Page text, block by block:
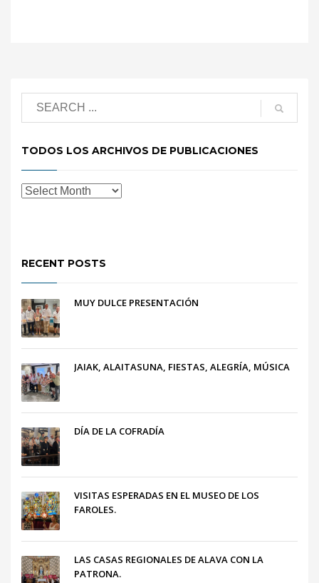
TODOS LOS ARCHIVOS DE PUBLICACIONES
RECENT POSTS
MUY DULCE PRESENTACIÓN
JAIAK, ALAITASUNA, FIESTAS, ALEGRÍA, MÚSICA
DÍA DE LA COFRADÍA
VISITAS ESPERADAS EN EL MUSEO DE LOS
FAROLES.
LAS CASAS REGIONALES DE ALAVA CON LA
PATRONA.